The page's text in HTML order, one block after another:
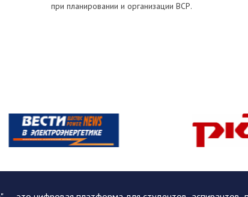
при планировании и организации ВСР.